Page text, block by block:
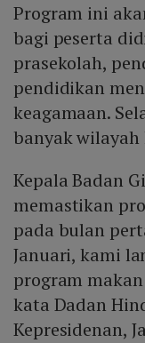
Program ini
bagi peserta
prasekolah,
pendidikan
keagamaan.
banyak
Kepala Badan
memastikan
pada bulan
Januari, kami
program
kata Dadan
Kepresidenan,